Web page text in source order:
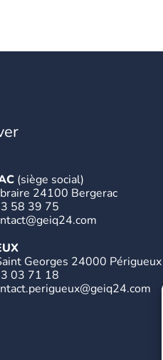
(siège social)
24100 Bergerac
58 39 75
Georges 24000 Périgueux
03 71 18